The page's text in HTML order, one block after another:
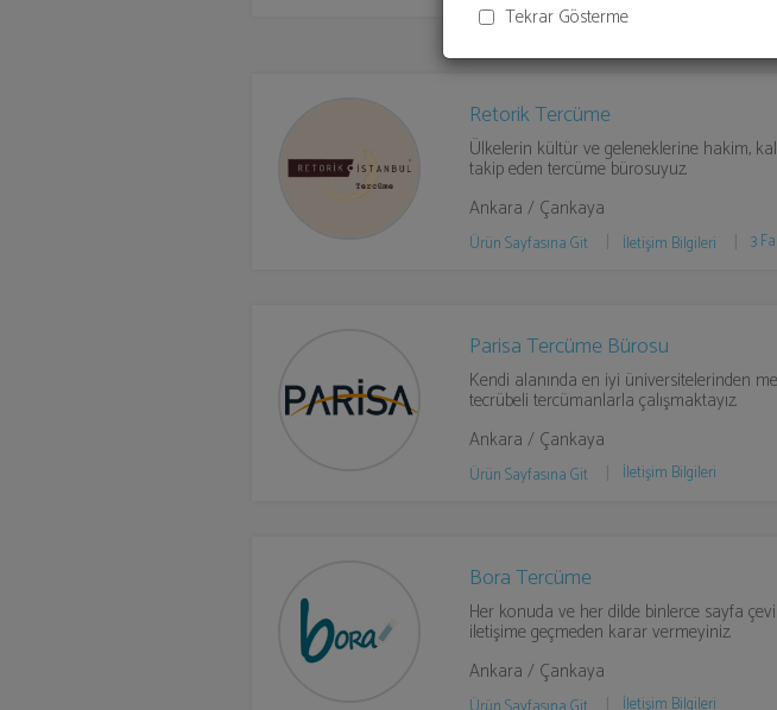
Tekrar Gösterme
Retorik Tercüme
Ülkelerin kültür ve geleneklerine hakim,
takip eden tercüme bürosuyuz.
Ankara / Çankaya
Ürün Sayfasına Git İletişim Bilgileri 3
Parisa Tercüme Bürosu
Kendi alanında en iyi üniversitelerinden
tecrübeli tercümanlarla çalışmaktayız.
Ankara / Çankaya
Ürün Sayfasına Git İletişim Bilgileri
Bora Tercüme
Her konuda ve her dilde binlerce sayfa
iletişime geçmeden karar vermeyiniz.
Ankara / Çankaya
İletişim Bilgileri